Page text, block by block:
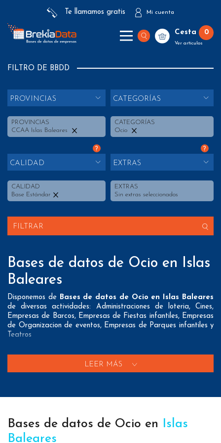
Te llamamos gratis Mi cuenta
Cesta 0
Ver artículos
FILTRO DE BBDD
PROVINCIAS
PROVINCIAS
CCAA Islas Baleares
CATEGORÍAS
CATEGORÍAS
Ocio
?
CALIDAD
CALIDAD
Base Estándar
?
EXTRAS
EXTRAS
Sin extras seleccionados
FILTRAR
Bases de datos de Ocio en Islas
Baleares
Disponemos de Bases de datos de Ocio en Islas Baleares
de diversas actividades: Administraciones de loteria, Cines,
Empresas de Barcos, Empresas de Fiestas infantiles, Empresas
de Organizacion de eventos, Empresas de Parques infantiles y
Teatros
contacto que pueden resultar interesantes a nuestros clientes:
incluyendo dirección, localidad, provincia y código postal para
A nivel deteléfonosnuestros/as Listados de empresas de
Ocio en Islas Baleares aportan tanto teléfonos fijos como
LEER MÁS
Bases de datos de Ocio en Islas
Baleares